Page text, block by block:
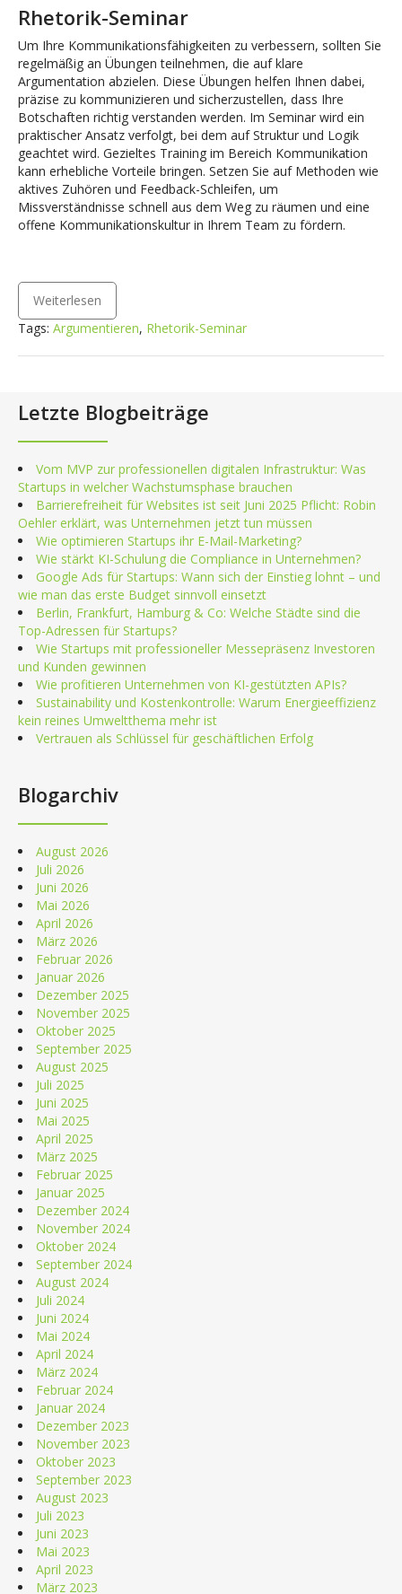
Rhetorik-Seminar
Um Ihre Kommunikationsfähigkeiten zu verbessern, sollten Sie
regelmäßig an Übungen teilnehmen, die auf klare
Argumentation abzielen. Diese Übungen helfen Ihnen dabei,
präzise zu kommunizieren und sicherzustellen, dass Ihre
Botschaften richtig verstanden werden. Im Seminar wird ein
praktischer Ansatz verfolgt, bei dem auf Struktur und Logik
geachtet wird. Gezieltes Training im Bereich Kommunikation
kann erhebliche Vorteile bringen. Setzen Sie auf Methoden wie
aktives Zuhören und Feedback-Schleifen, um
Missverständnisse schnell aus dem Weg zu räumen und eine
offene Kommunikationskultur in Ihrem Team zu fördern.
Weiterlesen
Tags: Argumentieren, Rhetorik-Seminar
Letzte Blogbeiträge
Vom MVP zur professionellen digitalen Infrastruktur: Was
Startups in welcher Wachstumsphase brauchen
Barrierefreiheit für Websites ist seit Juni 2025 Pflicht: Robin
Oehler erklärt, was Unternehmen jetzt tun müssen
Wie optimieren Startups ihr E-Mail-Marketing?
Wie stärkt KI-Schulung die Compliance in Unternehmen?
Google Ads für Startups: Wann sich der Einstieg lohnt – und
wie man das erste Budget sinnvoll einsetzt
Berlin, Frankfurt, Hamburg & Co: Welche Städte sind die
Top-Adressen für Startups?
Wie Startups mit professioneller Messepräsenz Investoren
und Kunden gewinnen
Wie profitieren Unternehmen von KI-gestützten APIs?
Sustainability und Kostenkontrolle: Warum Energieeffizienz
kein reines Umweltthema mehr ist
Vertrauen als Schlüssel für geschäftlichen Erfolg
Blogarchiv
August 2026
Juli 2026
Juni 2026
Mai 2026
April 2026
März 2026
Februar 2026
Januar 2026
Dezember 2025
November 2025
Oktober 2025
September 2025
August 2025
Juli 2025
Juni 2025
Mai 2025
April 2025
März 2025
Februar 2025
Januar 2025
Dezember 2024
November 2024
Oktober 2024
September 2024
August 2024
Juli 2024
Juni 2024
Mai 2024
April 2024
März 2024
Februar 2024
Januar 2024
Dezember 2023
November 2023
Oktober 2023
September 2023
August 2023
Juli 2023
Juni 2023
Mai 2023
April 2023
März 2023